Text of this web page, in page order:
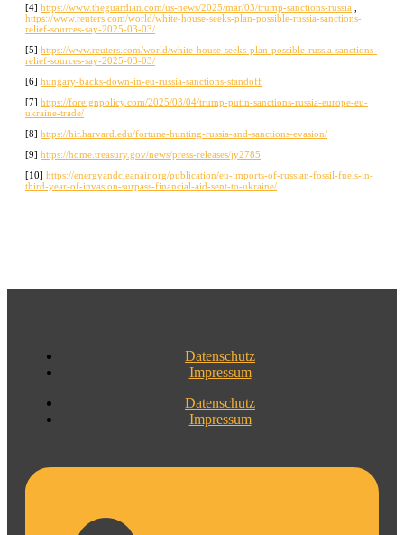
[4] https://www.theguardian.com/us-news/2025/mar/03/trump-sanctions-russia
https://www.reuters.com/world/white-house-seeks-plan-possible-russia-sanctions-
relief-sources-say-2025-03-03/
[5] https://www.reuters.com/world/white-house-seeks-plan-possible-russia-sanctions-
relief-sources-say-2025-03-03/
[6] hungary-backs-down-in-eu-russia-sanctions-standoff
[7] https://foreignpolicy.com/2025/03/04/trump-putin-sanctions-russia-europe-eu-
ukraine-trade/
[8] https://hir.harvard.edu/fortune-hunting-russia-and-sanctions-evasion/
[9] https://home.treasury.gov/news/press-releases/jy2785
[10] https://energyandcleanair.org/publication/eu-imports-of-russian-fossil-fuels-in-
third-year-of-invasion-surpass-financial-aid-sent-to-ukraine/
Datenschutz
Impressum
Datenschutz
Impressum